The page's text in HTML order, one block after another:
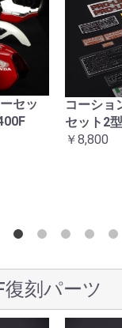
を続ける カート
セッ
コーショ
セット2
￥8,800
復刻パーツ